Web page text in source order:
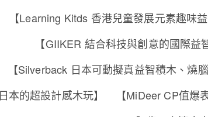
【Learning Kitds 香港兒童發展元素趣味益
【GIIKER 結合科技與創意的國際益
【Silverback 日本可動擬真益智積木、燒腦
本的超設計感木玩】
【MiDeer CP值爆